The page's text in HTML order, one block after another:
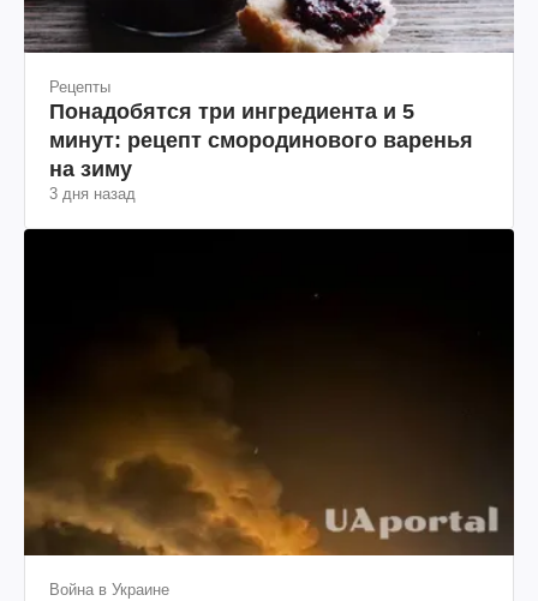
Рецепты
Понадобятся три ингредиента и 5
минут: рецепт смородинового варенья
на зиму
3 дня назад
Война в Украине